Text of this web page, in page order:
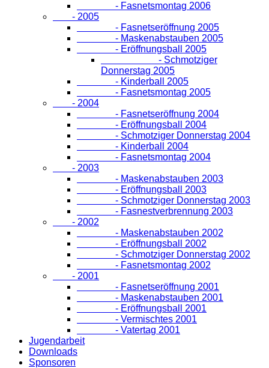
- Fasnetsmontag 2006
- 2005
- Fasnetseröffnung 2005
- Maskenabstauben 2005
- Eröffnungsball 2005
- Schmotziger
Donnerstag 2005
- Kinderball 2005
- Fasnetsmontag 2005
- 2004
- Fasnetseröffnung 2004
- Eröffnungsball 2004
- Schmotziger Donnerstag 2004
- Kinderball 2004
- Fasnetsmontag 2004
- 2003
- Maskenabstauben 2003
- Eröffnungsball 2003
- Schmotziger Donnerstag 2003
- Fasnestverbrennung 2003
- 2002
- Maskenabstauben 2002
- Eröffnungsball 2002
- Schmotziger Donnerstag 2002
- Fasnetsmontag 2002
- 2001
- Fasnetseröffnung 2001
- Maskenabstauben 2001
- Eröffnungsball 2001
- Vermischtes 2001
- Vatertag 2001
Jugendarbeit
Downloads
Sponsoren